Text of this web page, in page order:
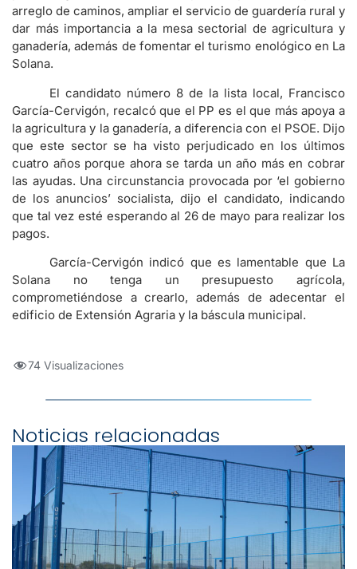
arreglo de caminos, ampliar el servicio de guardería rural y
dar más importancia a la mesa sectorial de agricultura y
ganadería, además de fomentar el turismo enológico en La
Solana.
El candidato número 8 de la lista local, Francisco
García-Cervigón, recalcó que el PP es el que más apoya a
la agricultura y la ganadería, a diferencia con el PSOE. Dijo
que este sector se ha visto perjudicado en los últimos
cuatro años porque ahora se tarda un año más en cobrar
las ayudas. Una circunstancia provocada por ‘el gobierno
de los anuncios’ socialista, dijo el candidato, indicando
que tal vez esté esperando al 26 de mayo para realizar los
pagos.
García-Cervigón indicó que es lamentable que La
Solana no tenga un presupuesto agrícola,
comprometiéndose a crearlo, además de adecentar el
edificio de Extensión Agraria y la báscula municipal.
74 Visualizaciones
Noticias relacionadas